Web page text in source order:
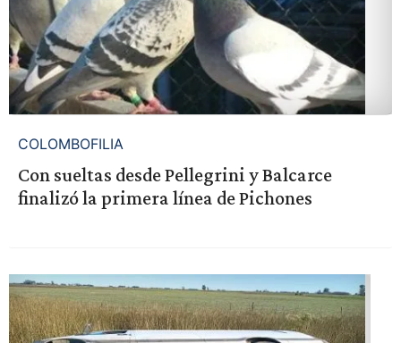
COLOMBOFILIA
Con sueltas desde Pellegrini y Balcarce
finalizó la primera línea de Pichones